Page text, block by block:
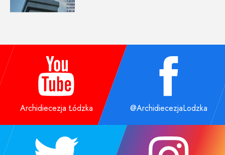
Archidiecezja Łódzka @ArchidiecezjaLodzka